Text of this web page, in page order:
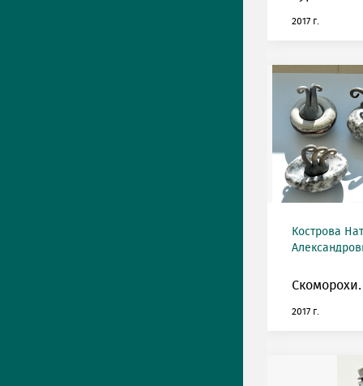
2017 г.
Кострова
Скоморохи.
2017 г.